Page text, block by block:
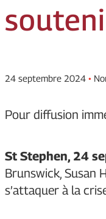
24 septembre 2024 •
Pour diffusion
St Stephen, 24
Brunswick, Susan
s’attaquer à la